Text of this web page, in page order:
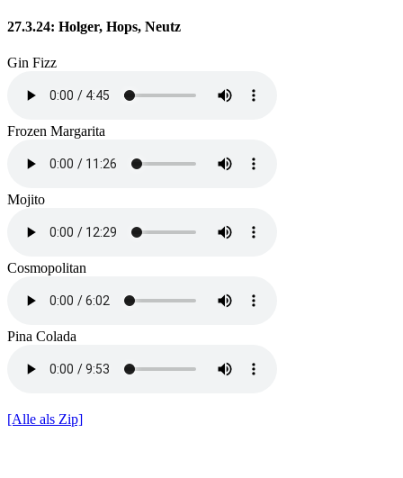
27.3.24: Holger, Hops, Neutz
Gin Fizz
Frozen Margarita
Mojito
Cosmopolitan
Pina Colada
[Alle als Zip]